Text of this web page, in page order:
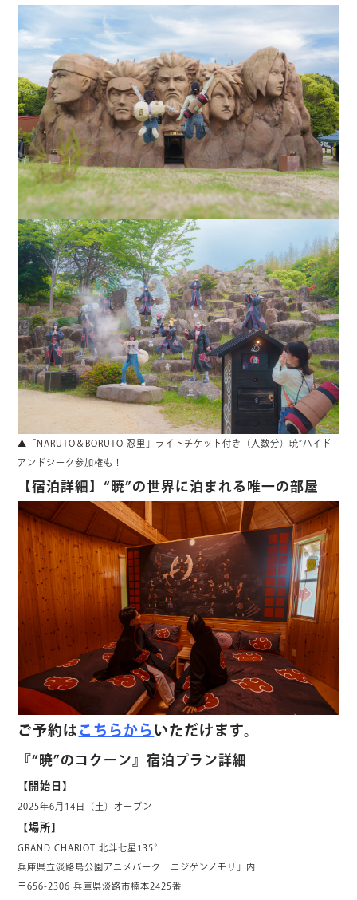
▲「NARUTO＆BORUTO 忍里」ライトチケット付き（人数分）暁”ハイド
アンドシーク参加権も！
【宿泊詳細】“暁”の世界に泊まれる唯一の部屋
ご予約は こちらから いただけます。
『“暁”のコクーン』宿泊プラン詳細
【開始日】
2025年6月14日（土）オープン
【場所】
GRAND CHARIOT 北斗七星135°
兵庫県立淡路島公園アニメパーク「ニジゲンノモリ」内
〒656-2306 兵庫県淡路市楠本2425番